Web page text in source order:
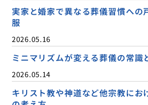
実家と婚家で異なる葬儀習慣への
服
2026.05.16
ミニマリズムが変える葬儀の常識
2026.05.14
キリスト教や神道など他宗教にお